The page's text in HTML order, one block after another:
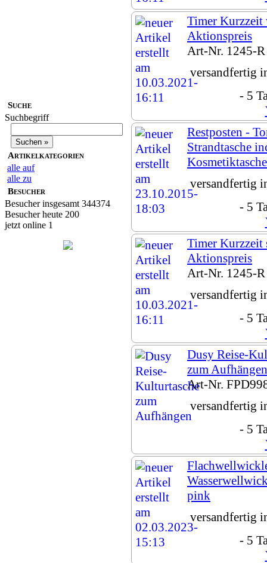
Suche
Suchbegriff
Artikelkategorien
alle auf
alle zu
Besucher
Besucher insgesamt 344374
Besucher heute 200
jetzt online 1
Timer Kurzzeit
Aktionspreis
Art-Nr. 1245-R
versandfertig
- 5
Restposten -
Strandtasche
Kosmetiktasche
versandfertig
- 5
Timer Kurzzeit
Aktionspreis
Art-Nr. 1245-R
versandfertig
- 5
Dusy Reise-
zum Aufhängen
Art-Nr.
versandfertig
- 5
pink
versandfertig
- 5